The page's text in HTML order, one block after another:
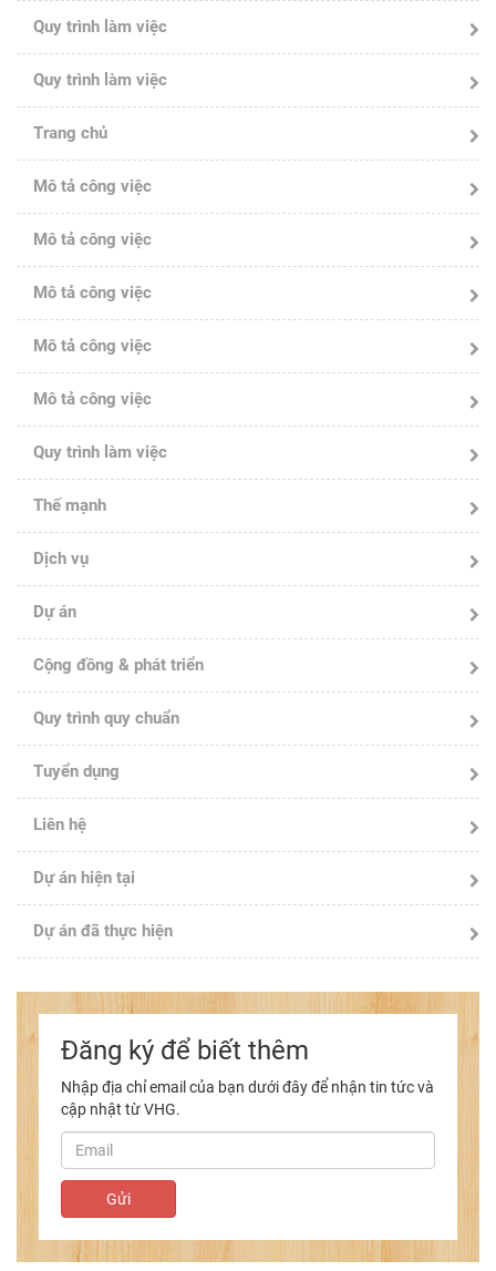
Quy trình làm việc
Quy trình làm việc
Trang chủ
Mô tả công việc
Mô tả công việc
Mô tả công việc
Mô tả công việc
Mô tả công việc
Quy trình làm việc
Thế mạnh
Dịch vụ
Dự án
Cộng đồng & phát triển
Quy trình quy chuẩn
Tuyển dụng
Liên hệ
Dự án hiện tại
Dự án đã thực hiện
Đăng ký để biết thêm
Nhập địa chỉ email của bạn dưới đây để nhận tin tức và
cập nhật từ VHG.